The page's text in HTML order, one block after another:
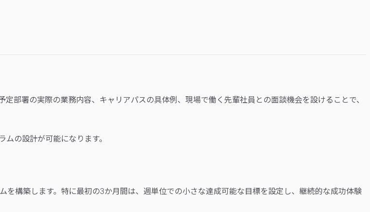
部署の実際の業務内容、キャリアパスの具体例、現場で働く先輩社員との面談機会を設けることで、
の設計が可能になります。
構築します。特に最初の3か月間は、週単位での小さな達成可能な目標を設定し、継続的な成功体験